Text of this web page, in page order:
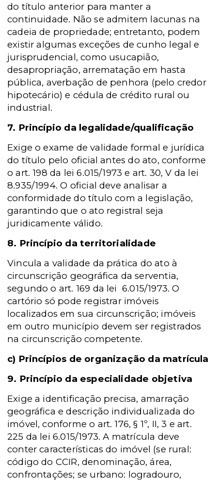
do título anterior para manter a
continuidade. Não se admitem lacunas na
cadeia de propriedade; entretanto, podem
existir algumas exceções de cunho legal e
jurisprudencial, como usucapião,
desapropriação, arrematação em hasta
pública, averbação de penhora (pelo credor
hipotecário) e cédula de crédito rural ou
industrial.
7. Princípio da legalidade/qualificação
Exige o exame de validade formal e jurídica
do título pelo oficial antes do ato, conforme
o art. 198 da lei 6.015/1973 e art. 30, V da lei
8.935/1994. O oficial deve analisar a
conformidade do título com a legislação,
garantindo que o ato registral seja
juridicamente válido.
8. Princípio da territorialidade
Vincula a validade da prática do ato à
circunscrição geográfica da serventia,
segundo o art. 169 da lei 6.015/1973. O
cartório só pode registrar imóveis
localizados em sua circunscrição; imóveis
em outro município devem ser registrados
na circunscrição competente.
c) Princípios de organização da matrícula
9. Princípio da especialidade objetiva
Exige a identificação precisa, amarração
geográfica e descrição individualizada do
imóvel, conforme o art. 176, § 1º, II, 3 e art.
225 da lei 6.015/1973. A matrícula deve
conter características do imóvel (se rural:
código do CCIR, denominação, área,
confrontações; se urbano: logradouro,